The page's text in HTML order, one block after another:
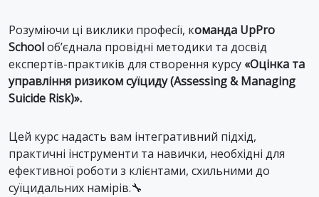
Розуміючи ці виклики професії, команда UpPro
Schoolоб’єднала провідні методики та досвід
експертів-практиків для створення курсу «Оцінка та
управління ризиком суїциду (Assessing & Managing
Suicide Risk)».
Цей курс надасть вам інтегративний підхід,
практичні інструменти та навички, необхідні для
ефективної роботи з клієнтами, схильними до
суїцидальних намірів.🔧